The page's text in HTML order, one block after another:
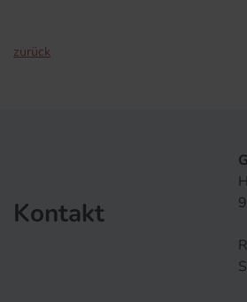
zurück
Kontakt